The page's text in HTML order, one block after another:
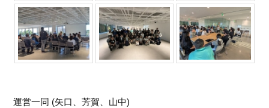
運営一同 (矢口、芳賀、山中)